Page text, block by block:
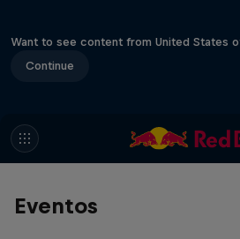
Want to see content from United States
Continue
Eventos